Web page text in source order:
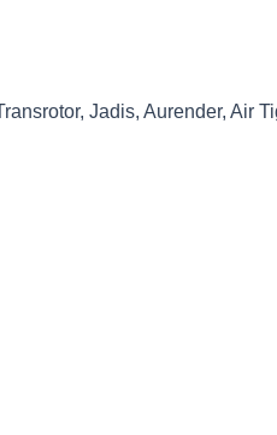
Jadis, Aurender, Air